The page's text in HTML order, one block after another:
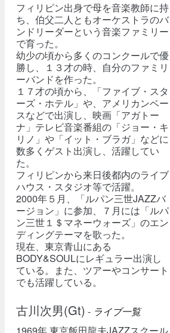
フィリピン出身で母を音楽教師に持
ち、伯父二人ともオーケストラのバ
ンドリーダーという音楽ファミリー
で育った。
幼少の頃から多くのコンクールで優
勝し、１３才の時、自分のファミリ
ーバンドを作った。
１７才の頃から、「ファイブ・スタ
ーズ・ホテル」や、アメリカンベー
スなどで出演し、映画「アガトー
ナ」テレビ音楽番組の「ジョー・キ
リノ」や「イット・ブラガ」などに
数多くゲスト出演し、活躍してい
た。
フィリピンから来日後都内のライブ
ハウス・スタジオ等で活躍。
2000年５月、「ルパン三世JAZZバ
ージョン」に参加、７月には「ルパ
ン三世１＄マネーウォーズ」のエン
ディングテーマを歌った。
現在、東京青山にある
BODY&SOULにレギュラー出演し
ている。また、ツアーやコンサート
でも活躍している。
古川次男(Gt) - ライブ一覧